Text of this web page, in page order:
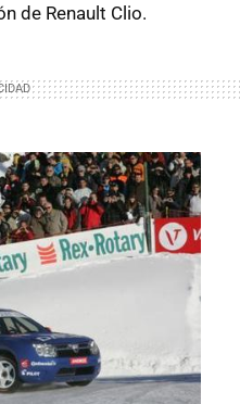
de Renault Clio.